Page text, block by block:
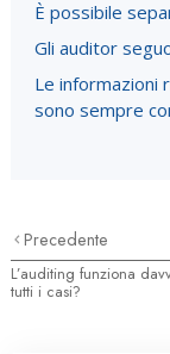
È possibile
Gli auditor
Le informazioni
sono sempre
Precedente
L’auditing funziona
tutti i casi?